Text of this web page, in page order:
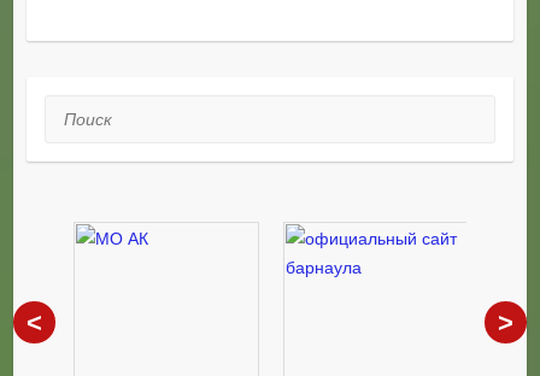
Поиск
< >